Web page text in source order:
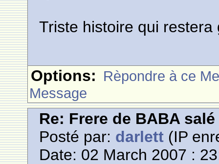
Triste histoire qui
Options: Rèpondre à ce
Message
Re: Frere de BABA salé
Posté par: darlett (IP
Date: 02 March 2007 :